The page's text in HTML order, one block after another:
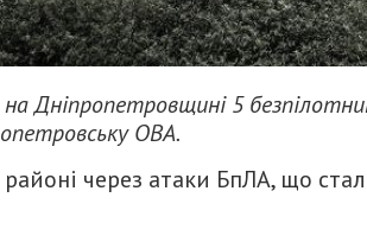
Дніпропетровщині 5
ОВА.
через атаки БпЛА, що